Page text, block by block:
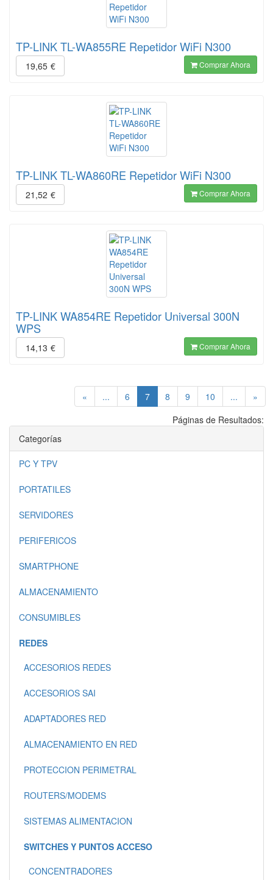
TP-LINK TL-WA855RE Repetidor WiFi N300
19,65 € Comprar Ahora
TP-LINK TL-WA860RE Repetidor WiFi N300
21,52 € Comprar Ahora
TP-LINK WA854RE Repetidor Universal 300N
WPS
14,13 € Comprar Ahora
« ... 6 7(current)
8 9 10 ...
»
Páginas de Resultados:
Categorías
PC Y TPV
PORTATILES
SERVIDORES
PERIFERICOS
SMARTPHONE
ALMACENAMIENTO
CONSUMIBLES
REDES
ACCESORIOS REDES
ACCESORIOS SAI
ADAPTADORES RED
ALMACENAMIENTO EN RED
PROTECCION PERIMETRAL
ROUTERS/MODEMS
SISTEMAS ALIMENTACION
SWITCHES Y PUNTOS ACCESO
CONCENTRADORES